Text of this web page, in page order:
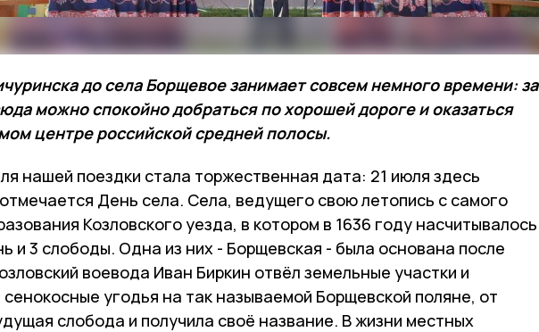
до села Борщевое занимает совсем немного времени: за
можно спокойно добраться по хорошей дороге и оказаться
центре российской средней полосы.
нашей поездки стала торжественная дата: 21 июля здесь
День села. Села, ведущего свою летопись с самого
Козловского уезда, в котором в 1636 году насчитывалось
и 3 слободы. Одна из них - Борщевская - была основана после
воевода Иван Биркин отвёл земельные участки и
угодья на так называемой Борщевской поляне, от
слобода и получила своё название. В жизни местных